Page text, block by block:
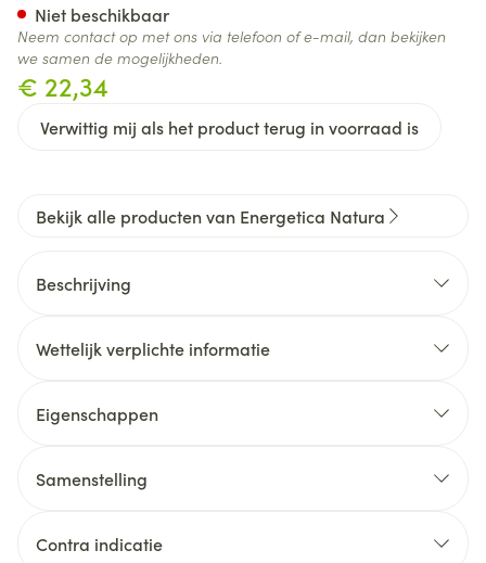
€ 22,34
Verwittig mij als het product terug in voorraad is
Niet beschikbaar
Neem contact op met ons via telefoon of e-mail, dan bekijken
we samen de mogelijkheden.
Bekijk alle producten van Energetica Natura
Beschrijving
hooggeconcentreerd aan levende Escherichia coli
Vloeibaar en meteen sublinguaal opneembaar.
Wettelijk verplichte informatie
Eigenschappen
Zonder suiker
Zonder synthetische geur-, kleur- en smaakstoffen
Samenstelling
Contra indicatie